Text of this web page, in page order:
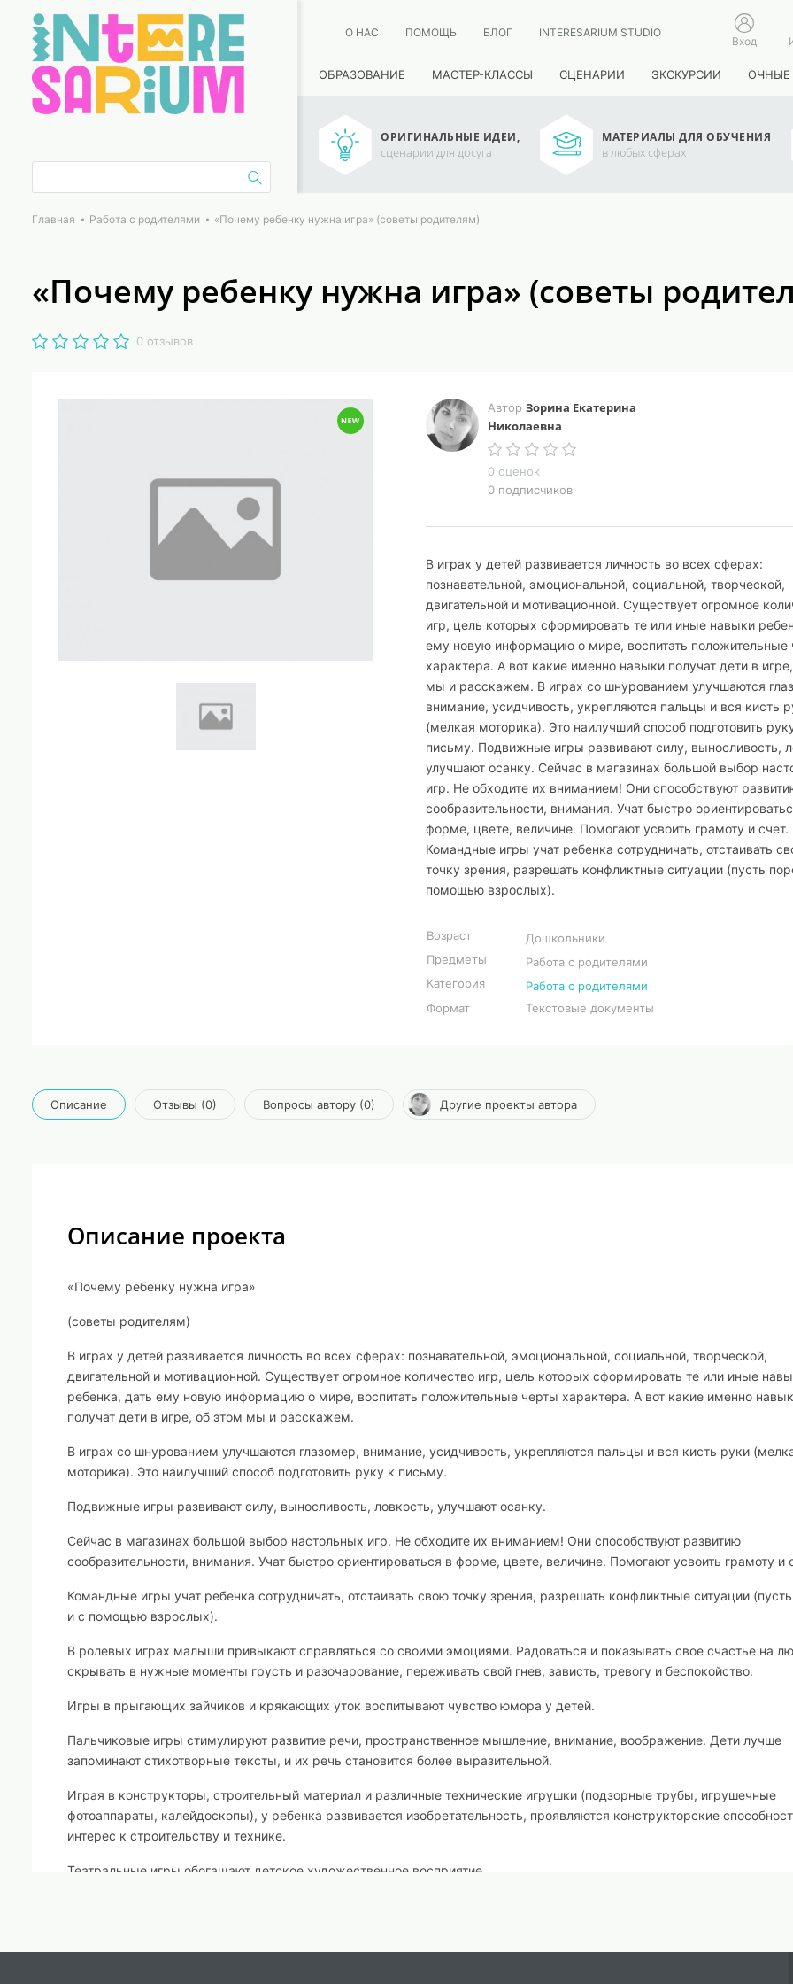
О НАС ПОМОЩЬ БЛОГ INTERESARIUM STUDIO
Вход
ОБРАЗОВАНИЕ МАСТЕР-КЛАССЫ СЦЕНАРИИ ЭКСКУРСИИ ОЧНЫЕ
ОРИГИНАЛЬНЫЕ ИДЕИ,
сценарии для досуга
МАТЕРИАЛЫ ДЛЯ ОБУЧЕНИЯ
в любых сферах
Главная Работа с родителями «Почему ребенку нужна игра» (советы родителям)
«Почему ребенку нужна игра» (советы
0 отзывов
Автор Зорина Екатерина
Николаевна
0 оценок
0 подписчиков
В играх у детей развивается личность во всех сферах:
познавательной, эмоциональной, социальной, творческой,
двигательной и мотивационной. Существует огромное
игр, цель которых сформировать те или иные навыки
ему новую информацию о мире, воспитать положительные
характера. А вот какие именно навыки получат дети в
мы и расскажем. В играх со шнурованием улучшаются
внимание, усидчивость, укрепляются пальцы и вся кисть
(мелкая моторика). Это наилучший способ подготовить
письму. Подвижные игры развивают силу, выносливость,
улучшают осанку. Сейчас в магазинах большой выбор
игр. Не обходите их вниманием! Они способствуют
сообразительности, внимания. Учат быстро
форме, цвете, величине. Помогают усвоить грамоту и счет.
Командные игры учат ребенка сотрудничать, отстаивать
точку зрения, разрешать конфликтные ситуации (пусть
помощью взрослых).
Возраст
Дошкольники
Предметы
Работа с родителями
Категория
Работа с родителями
Формат
Текстовые документы
Описание Отзывы (0) Вопросы автору (0) Другие проекты автора
Описание проекта
«Почему ребенку нужна игра»
(советы родителям)
В играх у детей развивается личность во всех сферах: познавательной, эмоциональной, социальной, творческой,
двигательной и мотивационной. Существует огромное количество игр, цель которых сформировать те или иные
ребенка, дать ему новую информацию о мире, воспитать положительные черты характера. А вот какие именно
получат дети в игре, об этом мы и расскажем.
В играх со шнурованием улучшаются глазомер, внимание, усидчивость, укрепляются пальцы и вся кисть руки
моторика). Это наилучший способ подготовить руку к письму.
Подвижные игры развивают силу, выносливость, ловкость, улучшают осанку.
Сейчас в магазинах большой выбор настольных игр. Не обходите их вниманием! Они способствуют развитию
сообразительности, внимания. Учат быстро ориентироваться в форме, цвете, величине. Помогают усвоить грамоту и
Командные игры учат ребенка сотрудничать, отстаивать свою точку зрения, разрешать конфликтные ситуации
и с помощью взрослых).
В ролевых играх малыши привыкают справляться со своими эмоциями. Радоваться и показывать свое счастье на
скрывать в нужные моменты грусть и разочарование, переживать свой гнев, зависть, тревогу и беспокойство.
Игры в прыгающих зайчиков и крякающих уток воспитывают чувство юмора у детей.
Пальчиковые игры стимулируют развитие речи, пространственное мышление, внимание, воображение. Дети лучше
запоминают стихотворные тексты, и их речь становится более выразительной.
Играя в конструкторы, строительный материал и различные технические игрушки (подзорные трубы, игрушечные
фотоаппараты, калейдоскопы), у ребенка развивается изобретательность, проявляются конструкторские
интерес к строительству и технике.
Театральные игры обогащают детское художественное восприятие.